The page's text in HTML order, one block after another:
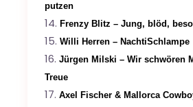
putzen
Frenzy Blitz – Jung, blöd,
Willi Herren – NachtiSchlampe
Jürgen Milski – Wir schwören
Treue
Axel Fischer & Mallorca